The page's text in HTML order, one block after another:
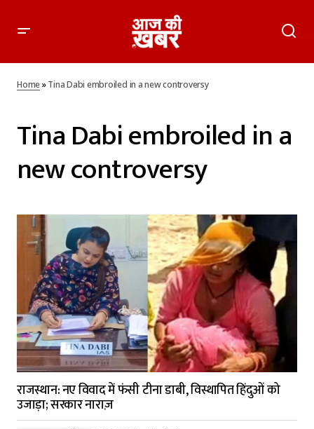
Home»Tina Dabi embroiled in a new controversy
Tina Dabi embroiled in a
new controversy
राजस्थान: नए विवाद में फंसी टीना डाबी, विस्थापित हिंदुओं को
उजाड़ा; सरकार नाराज़